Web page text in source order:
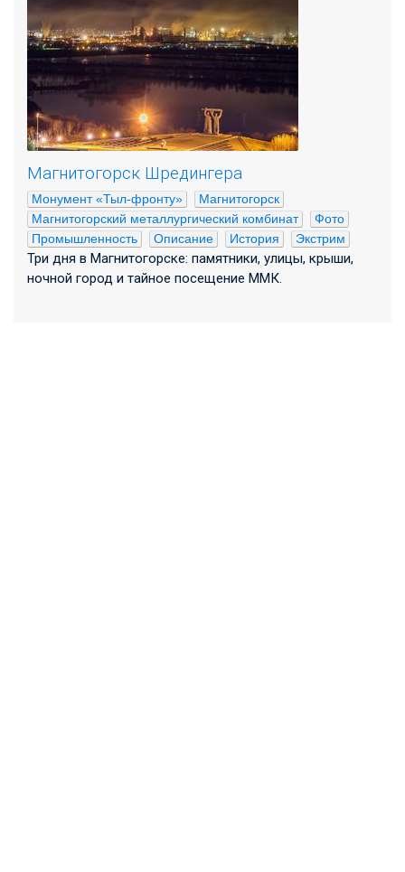
Магнитогорск Шредингера
Монумент «Тыл-фронту»
Магнитогорск
Магнитогорский металлургический комбинат
Фото
Промышленность
Описание История Экстрим
Три дня в Магнитогорске: памятники, улицы, крыши,
ночной город и тайное посещение ММК.